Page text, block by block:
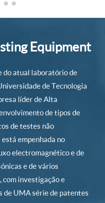
Equipment
do atual laboratório de
de Tecnologia
líder de Alta
de tipos de
de testes não
empenhada no
electromagnético e de
e de vários
com investigação e
de UMA série de patentes